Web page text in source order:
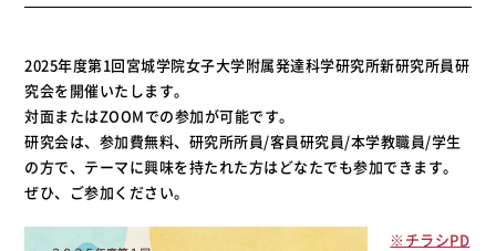
2025年度第1回宮城学院女子大学附属発達科学研究所新研究所員研
究会を開催いたします。
対面またはZOOMでの参加が可能です。
研究会は、参加費無料、研究所所員/客員研究員/本学教職員/学生
の方で、テーマに興味を持たれた方はどなたでも参加できます。
ぜひ、ご参加ください。
※チラシPD